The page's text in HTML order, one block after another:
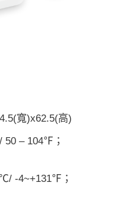
寬)x62.5(高)
– 104℉；
-4~+131℉；